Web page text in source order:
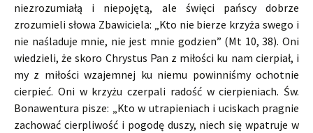
niezrozumiałą i niepojętą, ale święci pańscy dobrze
zrozumieli słowa Zbawiciela: „Kto nie bierze krzyża swego i
nie naśladuje mnie, nie jest mnie godzien” (Mt 10, 38). Oni
wiedzieli, że skoro Chrystus Pan z miłości ku nam cierpiał, i
my z miłości wzajemnej ku niemu powinniśmy ochotnie
cierpieć. Oni w krzyżu czerpali radość w cierpieniach. Św.
Bonawentura pisze: „Kto w utrapieniach i uciskach pragnie
zachować cierpliwość i pogodę duszy, niech się wpatruje w